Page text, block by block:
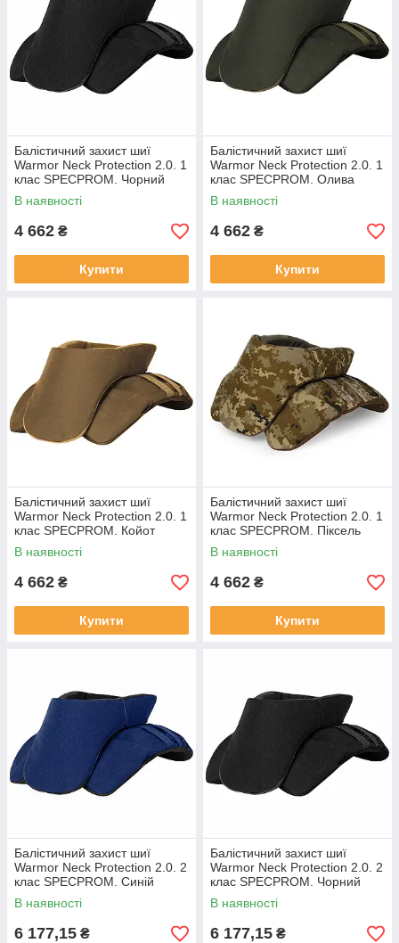
Балістичний захист шиї
Warmor Neck Protection 2.0. 1
клас SPECPROM. Чорний
В наявності
4 662 ₴
Купити
Балістичний захист шиї
Warmor Neck Protection 2.0. 1
клас SPECPROM. Олива
В наявності
4 662 ₴
Купити
Балістичний захист шиї
Warmor Neck Protection 2.0. 1
клас SPECPROM. Койот
В наявності
4 662 ₴
Купити
Балістичний захист шиї
Warmor Neck Protection 2.0. 1
клас SPECPROM. Піксель
В наявності
4 662 ₴
Купити
Балістичний захист шиї
Warmor Neck Protection 2.0. 2
клас SPECPROM. Синій
В наявності
6 177,15 ₴
Балістичний захист шиї
Warmor Neck Protection 2.0. 2
клас SPECPROM. Чорний
В наявності
6 177,15 ₴